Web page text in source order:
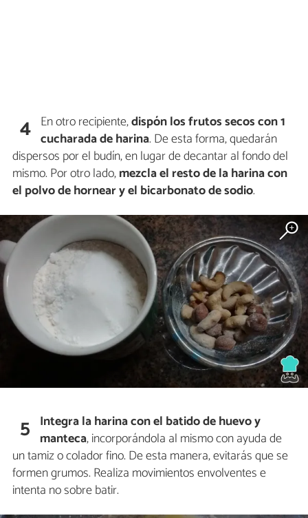
4 En otro recipiente,dispón los frutos secos con 1
cucharada de harina. De esta forma, quedarán
dispersos por el budín, en lugar de decantar al fondo del
mismo. Por otro lado,mezcla el resto de la harina con
el polvo de hornear y el bicarbonato de sodio.
5 Integra la harina con el batido de huevo y
manteca, incorporándola al mismo con ayuda de
un tamiz o colador fino. De esta manera, evitarás que se
formen grumos. Realiza movimientos envolventes e
intenta no sobre batir.